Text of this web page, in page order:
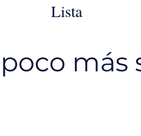
Lista
más